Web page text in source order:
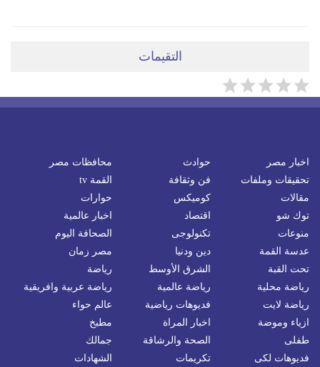
التقيمات
اخبار مصر حوادث
محافظات مصر
تحقيقات وملفات
فن وثقافة
القمة tv
مقالات
كوميكس
حوارات
توك شو
اقتصاد
اخبار عالمية
منوعات
تكنولوجى
الصحافة اليوم
عدسة القمة
دين ودنيا
مصر زمان
تحت القبة
الشرق الأوسط
رياضة
رياضة محلية
رياضة عالمية
رياضة عربية وافريقية
رياضة لايت
فديوهات رياضية
عالم حواء
ازياء وموضة
اخبار المراة
مطبخ
طفلى
الصحة والرشاقة
جمالك
فديوهات لكى
تكريمات الشهادات